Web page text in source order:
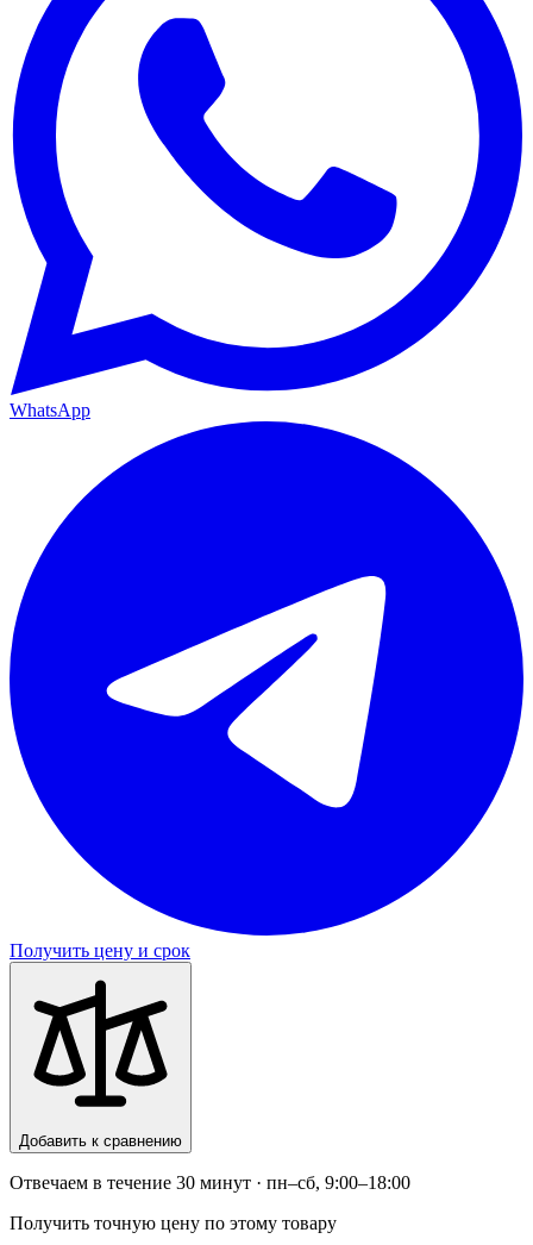
WhatsApp
Получить цену и срок
Добавить к сравнению
Отвечаем в течение 30 минут · пн–сб, 9:00–18:00
Получить точную цену по этому товару